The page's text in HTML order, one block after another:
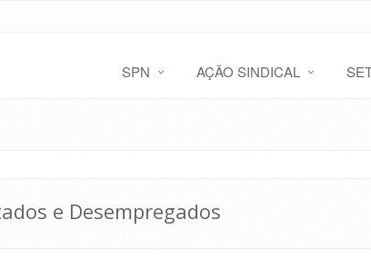
SPN AÇÃO SINDICAL
e Desempregados